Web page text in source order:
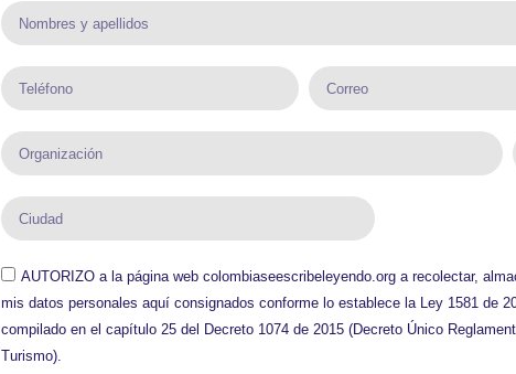
AUTORIZO a la página web colombiaseescribeleyendo.org a recolectar,
mis datos personales aquí consignados conforme lo establece la Ley 1581 de
compilado en el capítulo 25 del Decreto 1074 de 2015 (Decreto Único
Turismo).